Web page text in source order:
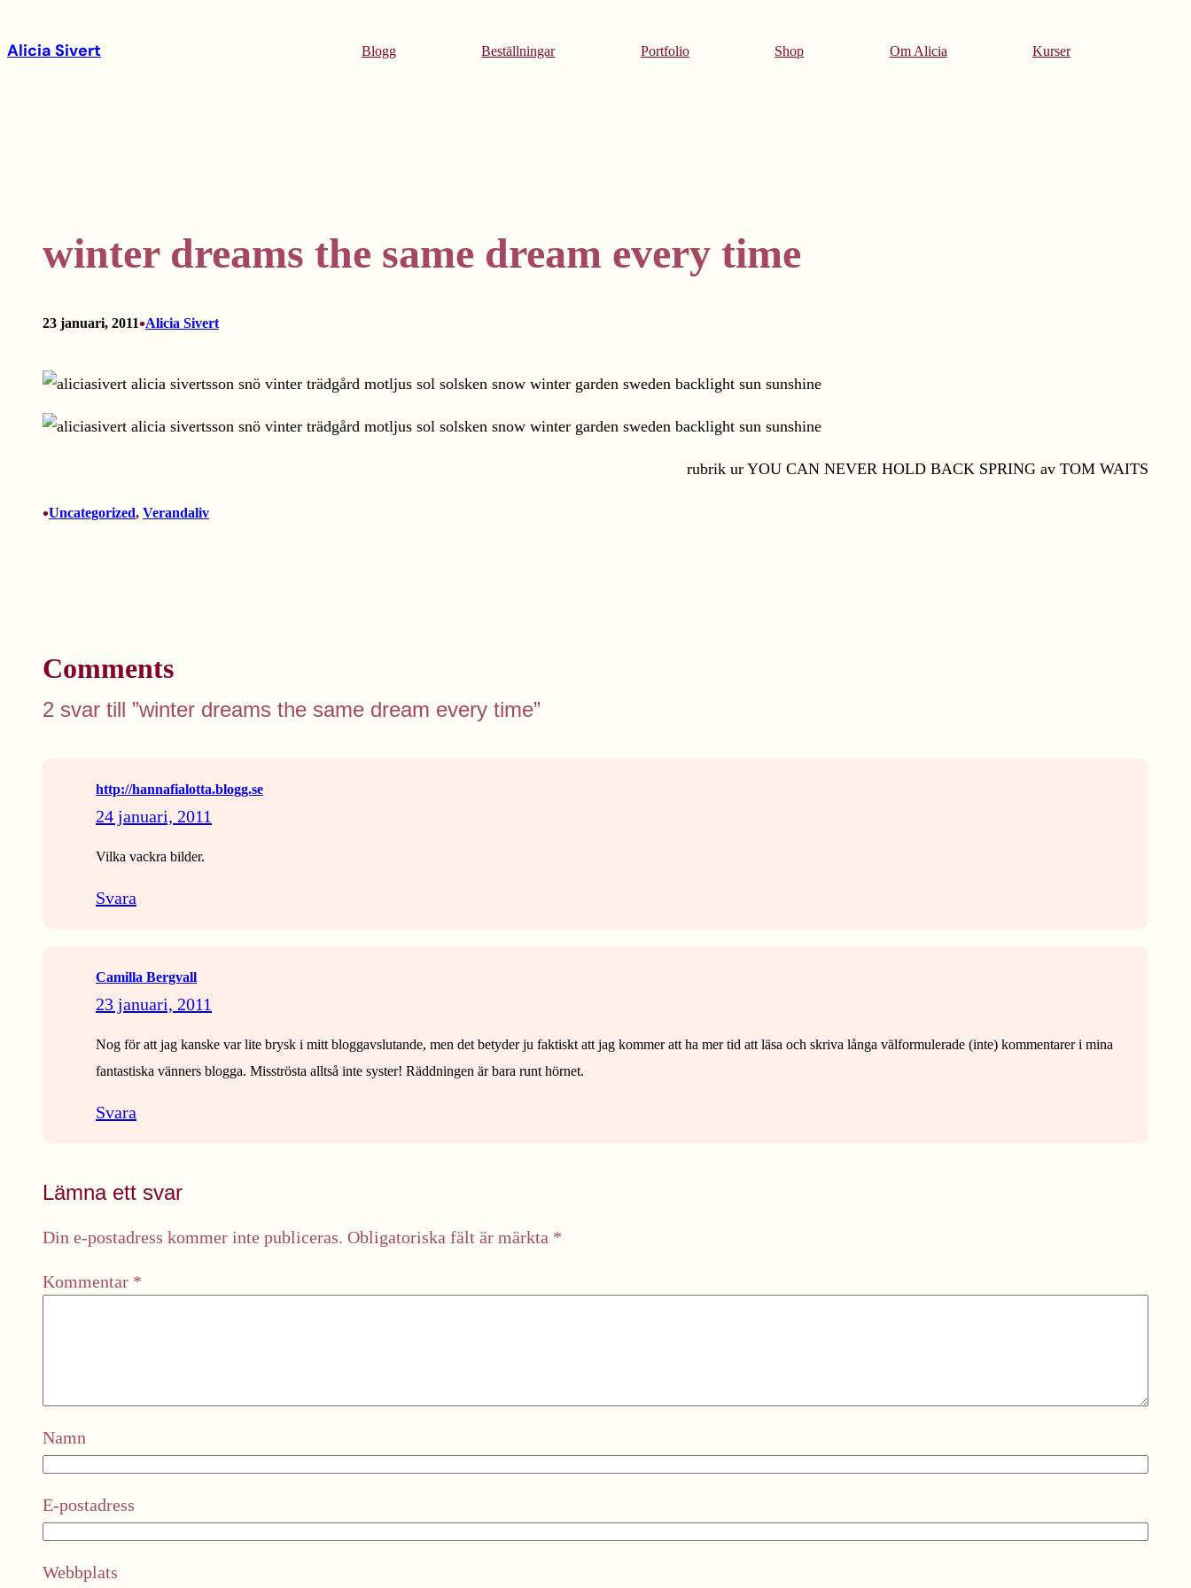
till
Alicia Sivert Blogg Beställningar Portfolio Shop Om Alicia Kurser
winter dreams the same dream every time
23 januari, 2011•Alicia Sivert
rubrik ur YOU CAN NEVER HOLD BACK SPRING av TOM WAITS
•Uncategorized, Verandaliv
Comments
2 svar till ”winter dreams the same dream every time”
http://hannafialotta.blogg.se
24 januari, 2011
Vilka vackra bilder.
Svara
Camilla Bergvall
23 januari, 2011
Nog för att jag kanske var lite brysk i mitt bloggavslutande, men det betyder ju faktiskt att jag kommer att ha mer tid att läsa och skriva långa välformulerade (inte) kommentarer i mina
fantastiska vänners blogga. Misströsta alltså inte syster! Räddningen är bara runt hörnet.
Svara
Lämna ett svar
Din e-postadress kommer inte publiceras. Obligatoriska fält är märkta *
Kommentar *
Namn
E-postadress
Webbplats